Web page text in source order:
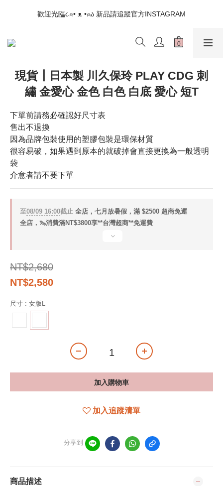
📣如果遇到結帳沒有反應，請另開瀏覽器 (不要直接從ig連結網站
下單)
歡迎光臨૮⍝• ᴥ •⍝ა 新品請追蹤官方INSTAGRAM
📣如果遇到結帳沒有反應，請另開瀏覽器 (不要直接從ig連結網站
現貨┃日本製 川久保玲 PLAY CDG 刺
繡 金愛心 金色 白色 白底 愛心 短T
下單前請務必確認好尺寸表
售出不退換
因為品牌包裝使用的塑膠包裝是環保材質
很容易破，如果遇到原本的就破掉會直接更換為一般透明
袋
介意者請不要下單
至08/09 16:00截止 全店，七月放暑假，滿 $2500 超商免運
全店，🦦消費滿NT$3800享**台灣超商**免運費
NT$2,680
NT$2,580
尺寸 : 女版L
加入購物車
加入追蹤清單
分享到
商品描述